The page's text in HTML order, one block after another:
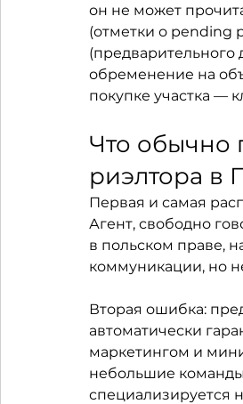
он не может
(отметки о pending
(предварительного
обременение на
покупке участка —
Что обычно
риэлтора в
Первая и самая
Агент, свободно
в польском праве,
коммуникации, но
Вторая ошибка:
автоматически
маркетингом и
небольшие
специализируется